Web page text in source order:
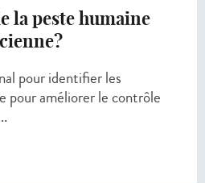
la peste humaine
pour identifier les
pour améliorer le contrôle